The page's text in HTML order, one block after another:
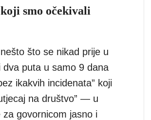
smo očekivali
što se nikad prije u
dva puta u samo 9 dana
ikakvih incidenata” koji
na društvo” — u
govornicom jasno i